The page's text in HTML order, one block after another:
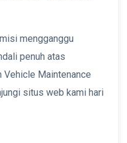
mengganggu
penuh atas
Vehicle Maintenance
situs web kami hari